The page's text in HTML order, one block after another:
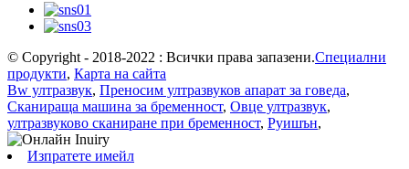
© Copyright - 2018-2022 : Всички права запазени.Специални
продукти, Карта на сайта
Bw ултразвук, Преносим ултразвуков апарат за говеда,
Сканираща машина за бременност, Овце ултразвук,
ултразвуково сканиране при бременност, Руишън,
Изпратете имейл